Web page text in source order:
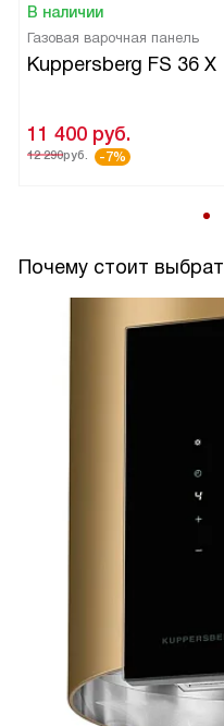
В наличии
Газовая варочная панель
Kuppersberg FS 36 X
11 400 руб.
12 290руб. -7%
Почему стоит